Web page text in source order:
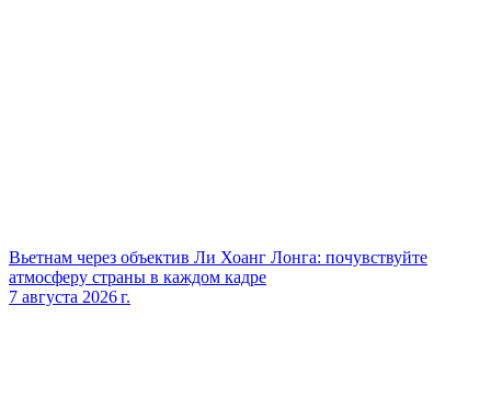
Вьетнам через объектив Ли Хоанг Лонга: почувствуйте
атмосферу страны в каждом кадре
7 августа 2026 г.